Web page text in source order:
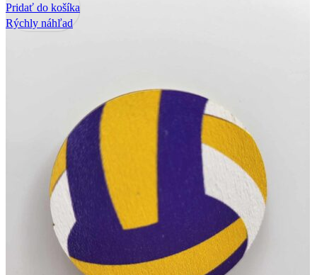
Pridať do košíka
Rýchly náhľad